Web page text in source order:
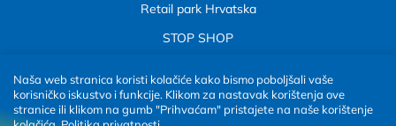
Retail park Hrvatska
STOP SHOP
Hey Parks
Naša web stranica koristi kolačiće kako bismo poboljšali vaše
korisničko iskustvo i funkcije. Klikom za nastavak korištenja ove
stranice ili klikom na gumb "Prihvaćam" pristajete na naše korištenje